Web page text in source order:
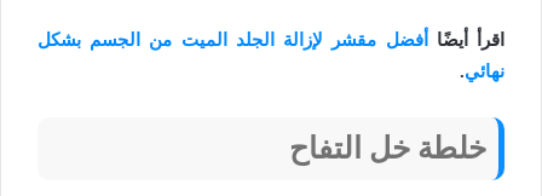
اقرأ أيضًا
أفضل مقشر لإزالة الجلد الميت من الجسم بشكل
نهائي.
خلطة خل التفاح